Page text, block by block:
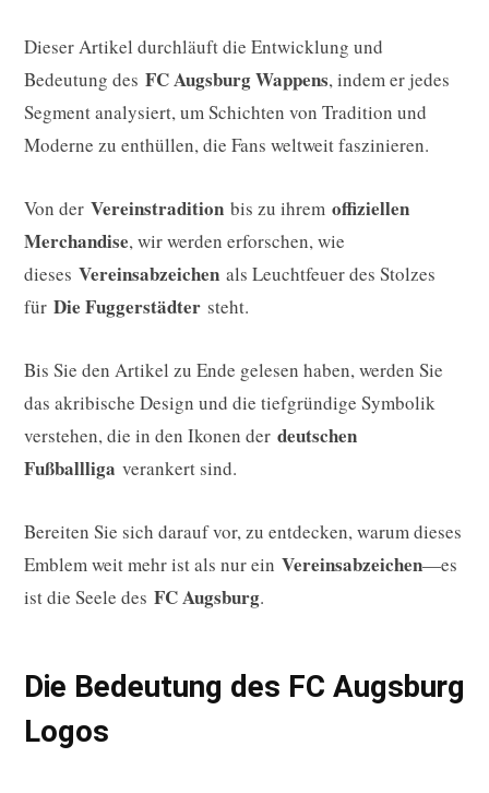
Dieser Artikel durchläuft die Entwicklung und
Bedeutung des FC Augsburg Wappens, indem er jedes
Segment analysiert, um Schichten von Tradition und
Moderne zu enthüllen, die Fans weltweit faszinieren.
Von der Vereinstradition bis zu ihrem offiziellen
Merchandise, wir werden erforschen, wie
dieses Vereinsabzeichen als Leuchtfeuer des Stolzes
für Die Fuggerstädter steht.
Bis Sie den Artikel zu Ende gelesen haben, werden Sie
das akribische Design und die tiefgründige Symbolik
verstehen, die in den Ikonen der deutschen
Fußballliga verankert sind.
Bereiten Sie sich darauf vor, zu entdecken, warum dieses
Emblem weit mehr ist als nur ein Vereinsabzeichen—es
ist die Seele des FC Augsburg.
Die Bedeutung des FC Augsburg
Logos